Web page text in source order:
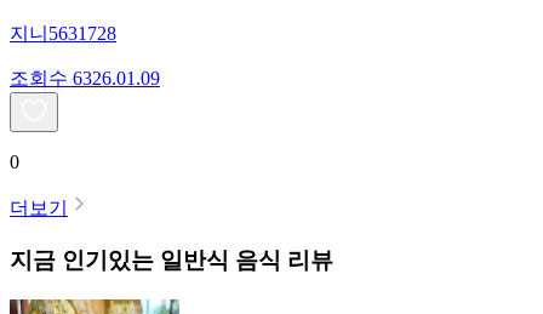
지니5631728
조회수 6326.01.09
0
더보기
지금 인기있는 일반식 음식 리뷰